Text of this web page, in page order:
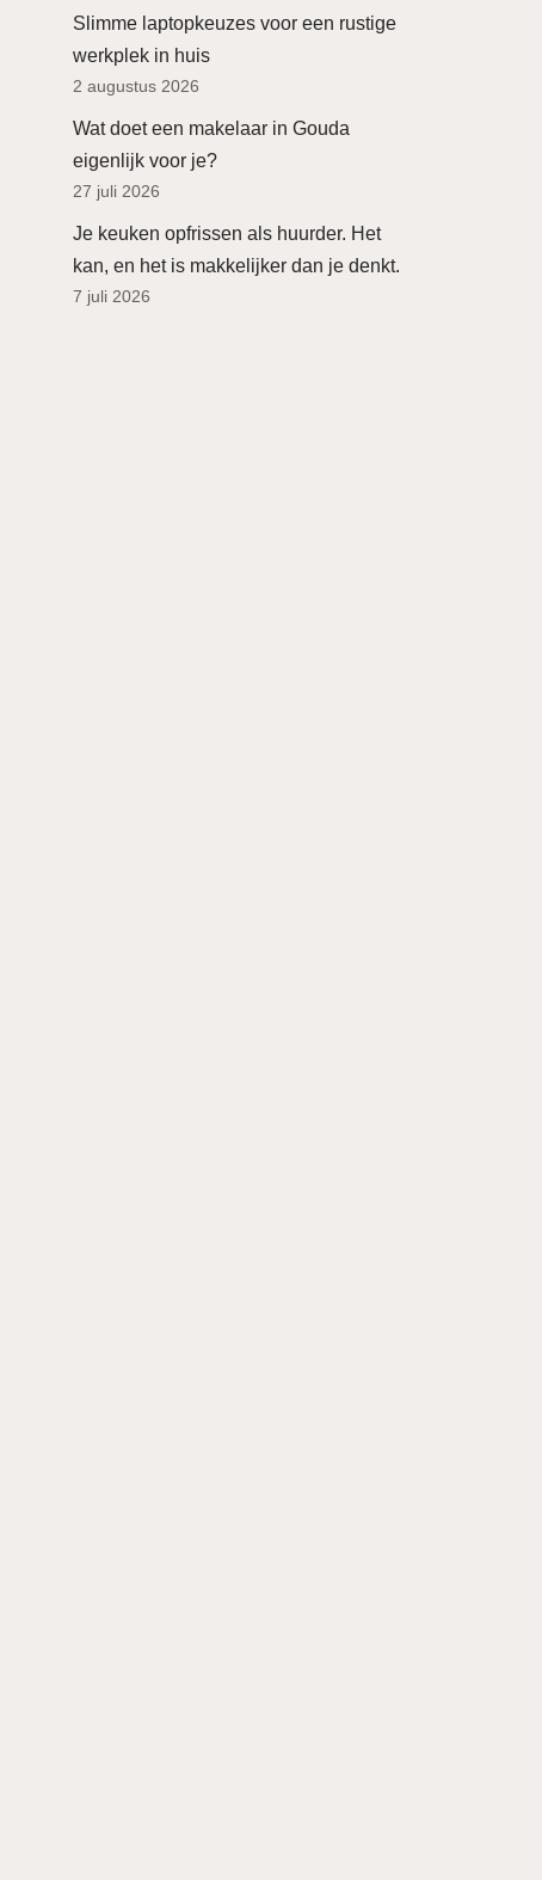
Slimme laptopkeuzes voor een rustige
werkplek in huis
2 augustus 2026
Wat doet een makelaar in Gouda
eigenlijk voor je?
27 juli 2026
Je keuken opfrissen als huurder. Het
kan, en het is makkelijker dan je denkt.
7 juli 2026